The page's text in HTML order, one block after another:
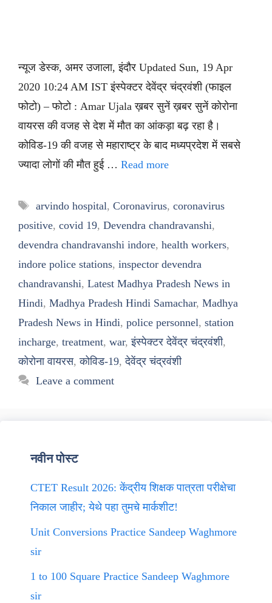
न्यूज डेस्क, अमर उजाला, इंदौर Updated Sun, 19 Apr
2020 10:24 AM IST इंस्पेक्टर देवेंद्र चंद्रवंशी (फाइल
फोटो) – फोटो : Amar Ujala ख़बर सुनें ख़बर सुनें कोरोना
वायरस की वजह से देश में मौत का आंकड़ा बढ़ रहा है।
कोविड-19 की वजह से महाराष्ट्र के बाद मध्यप्रदेश में सबसे
ज्यादा लोगों की मौत हुई … Read more
Tags
arvindo hospital, Coronavirus, coronavirus
positive, covid 19, Devendra chandravanshi,
devendra chandravanshi indore, health workers,
indore police stations, inspector devendra
chandravanshi, Latest Madhya Pradesh News in
Hindi, Madhya Pradesh Hindi Samachar, Madhya
Pradesh News in Hindi, police personnel, station
incharge, treatment, war,इंस्पेक्टर देवेंद्र चंद्रवंशी,
कोरोना वायरस,कोविड-19,देवेंद्र चंद्रवंशी
Leave a comment
नवीन पोस्ट
CTET Result 2026: केंद्रीय शिक्षक पात्रता परीक्षेचा
निकाल जाहीर; येथे पहा तुमचे मार्कशीट!
Unit Conversions Practice Sandeep Waghmore
sir
1 to 100 Square Practice Sandeep Waghmore
sir